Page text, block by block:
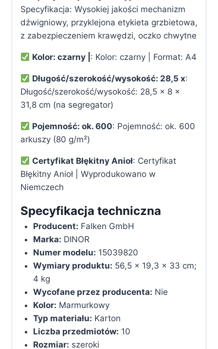
Specyfikacja: Wysokiej jakości mechanizm
dźwigniowy, przyklejona etykieta grzbietowa,
z zabezpieczeniem krawędzi, oczko chwytne
Kolor: czarny | : Kolor: czarny | Format: A4
Długość/szerokość/wysokość: 28,5 x:
Długość/szerokość/wysokość: 28,5 x 8 x
31,8 cm (na segregator)
Pojemność: ok. 600: Pojemność: ok. 600
arkuszy (80 g/m²)
Certyfikat Błękitny Anioł: Certyfikat
Błękitny Anioł | Wyprodukowano w
Niemczech
Specyfikacja techniczna
Producent: ‎Falken GmbH
Marka: ‎DINOR
Numer modelu: ‎15039820
Wymiary produktu: ‎56,5 x 19,3 x 33 cm;
4 kg
Wycofane przez producenta: ‎Nie
Kolor: ‎Marmurkowy
Typ materiału: ‎Karton
Liczba przedmiotów: ‎10
Rozmiar: ‎szeroki